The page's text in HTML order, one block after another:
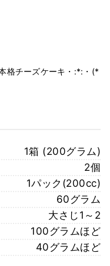
格チーズケーキ・:*:・(*
1箱 (200グラム)
2個
1パック(200cc)
60グラム
大さじ1～2
100グラムほど
40グラムほど